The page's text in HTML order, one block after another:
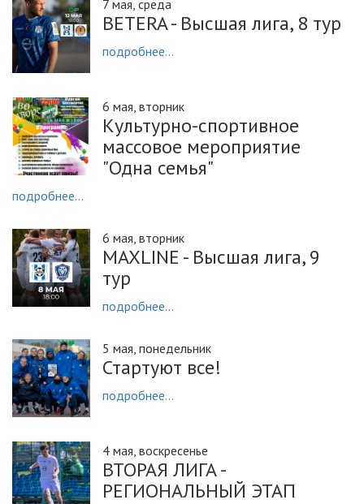
7 мая, среда
BETERA - Высшая лига, 8 тур
подробнее...
6 мая, вторник
Культурно-спортивное
массовое мероприятие
"Одна семья"
подробнее...
6 мая, вторник
MAXLINE - Высшая лига, 9
тур
подробнее...
5 мая, понедельник
Стартуют все!
подробнее...
4 мая, воскресенье
ВТОРАЯ ЛИГА -
РЕГИОНАЛЬНЫЙ ЭТАП